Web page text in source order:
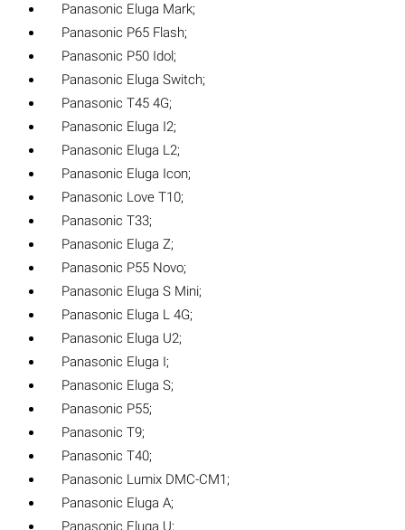
Panasonic Eluga Mark;
Panasonic P65 Flash;
Panasonic P50 Idol;
Panasonic Eluga Switch;
Panasonic T45 4G;
Panasonic Eluga I2;
Panasonic Eluga L2;
Panasonic Eluga Icon;
Panasonic Love T10;
Panasonic T33;
Panasonic Eluga Z;
Panasonic P55 Novo;
Panasonic Eluga S Mini;
Panasonic Eluga L 4G;
Panasonic Eluga U2;
Panasonic Eluga I;
Panasonic Eluga S;
Panasonic P55;
Panasonic T9;
Panasonic T40;
Panasonic Lumix DMC-CM1;
Panasonic Eluga A;
Panasonic Eluga U;